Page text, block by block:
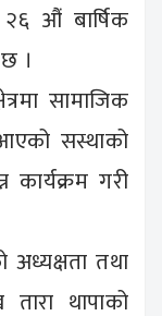
औं बार्षिक
।
सामाजिक
सस्थाको
कार्यक्रम गरी
अध्यक्षता तथा
थापाको